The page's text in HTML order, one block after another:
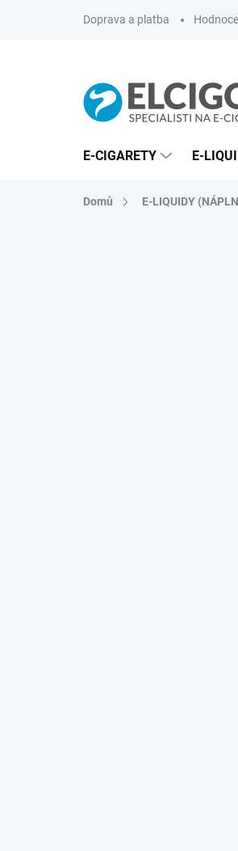
Doprava a platba
E-CIGARETY E-
Domů E-LIQUIDY